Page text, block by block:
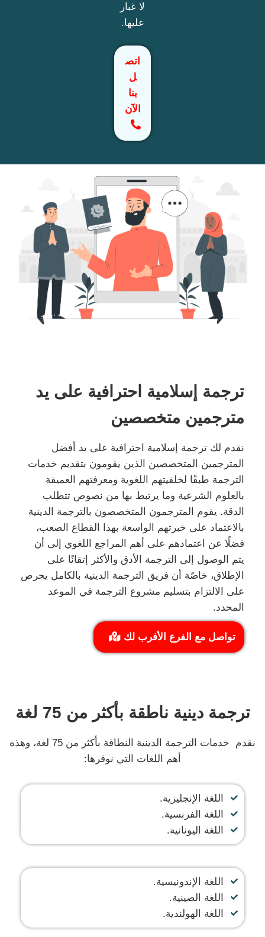
لا غبار
عليها.
اتص
ل
بنا
الآن
ترجمة إسلامية احترافية على يد
مترجمين متخصصين
نقدم لك ترجمة إسلامية احترافية على يد أفضل
المترجمين المتخصصين الذين يقومون بتقديم خدمات
الترجمة طبقًا لخلفيتهم اللغوية ومعرفتهم العميقة
بالعلوم الشرعية وما يرتبط بها من نصوص تتطلب
الدقة. يقوم المترجمون المتخصصون بالترجمة الدينية
بالاعتماد على خبرتهم الواسعة بهذا القطاع الصعب،
فضلًا عن اعتمادهم على أهم المراجع اللغوي إلى أن
يتم الوصول إلى الترجمة الأدق والأكثر إتقانًا على
الإطلاق، خاصًة أن فريق الترجمة الدينية بالكامل يحرص
على الالتزام بتسليم مشروع الترجمة في الموعد
المحدد.
تواصل مع الفرع الأفرب لك
ترجمة دينية ناطقة بأكثر من 75 لغة
نقدم خدمات الترجمة الدينية النطاقة بأكثر من 75 لغة، وهذه
أهم اللغات التي نوفرها:
اللغة الإنجليزية.
اللغة الفرنسية.
اللغة اليونانية.
اللغة الإندونيسية.
اللغة الصينية.
اللغة الهولندية.